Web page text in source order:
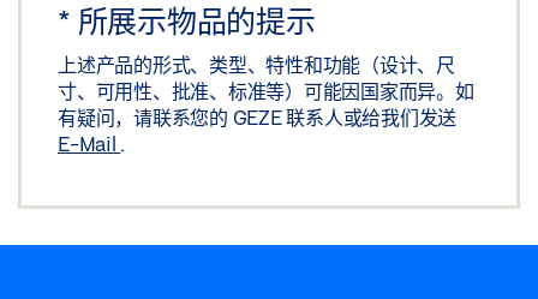
* 所展示物品的提示
上述产品的形式、类型、特性和功能（设计、尺
寸、可用性、批准、标准等）可能因国家而异。如
有疑问，请联系您的 GEZE 联系人或给我们发送
E-Mail